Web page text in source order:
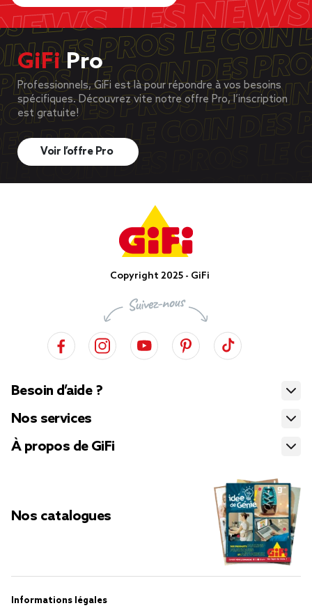
GiFiPro
Professionnels, GiFi est là pour répondre à vos besoins
spécifiques. Découvrez vite notre offre Pro, l’inscription
est gratuite!
Voir l’offre Pro
Copyright 2025 - GiFi
Besoin d’aide ?
Nos services
À propos de GiFi
Nos catalogues
Informations légales